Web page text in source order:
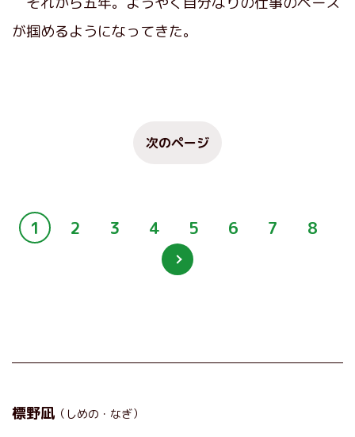
が掴めるようになってきた。
次のページ
1 2 3 4 5 6 7 8
標野凪 （しめの・なぎ）